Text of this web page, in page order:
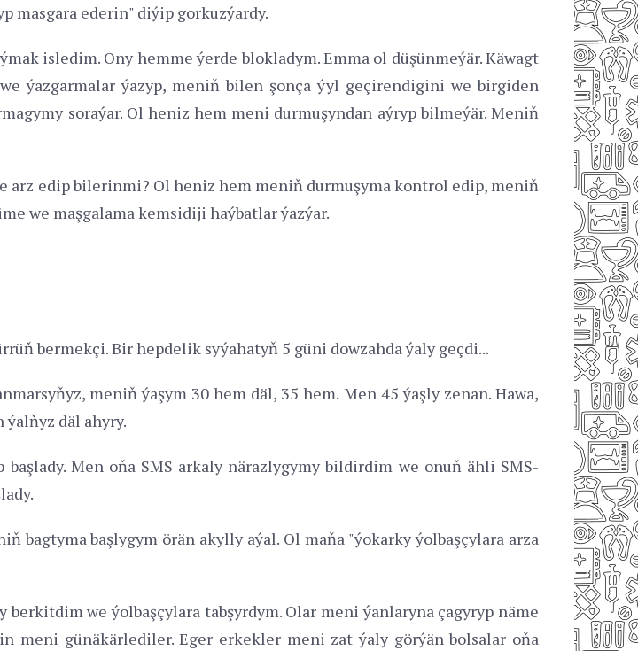
masgara ederin" diýip gorkuzýardy.
isledim. Ony hemme ýerde blokladym. Emma ol düşünmeýär. Käwagt
ýazgarmalar ýazyp, meniň bilen şonça ýyl geçirendigini we birgiden
soraýar. Ol heniz hem meni durmuşyndan aýryp bilmeýär. Meniň
arz edip bilerinmi? Ol heniz hem meniň durmuşyma kontrol edip, meniň
we maşgalama kemsidiji haýbatlar ýazýar.
bermekçi. Bir hepdelik syýahatyň 5 güni dowzahda ýaly geçdi...
meniň ýaşym 30 hem däl, 35 hem. Men 45 ýaşly zenan. Hawa,
ýalňyz däl ahyry.
başlady. Men oňa SMS arkaly närazlygymy bildirdim we onuň ähli SMS-
bagtyma başlygym örän akylly aýal. Ol maňa "ýokarky ýolbaşçylara arza
we ýolbaşçylara tabşyrdym. Olar meni ýanlaryna çagyryp näme
meni günäkärlediler. Eger erkekler meni zat ýaly görýän bolsalar oňa